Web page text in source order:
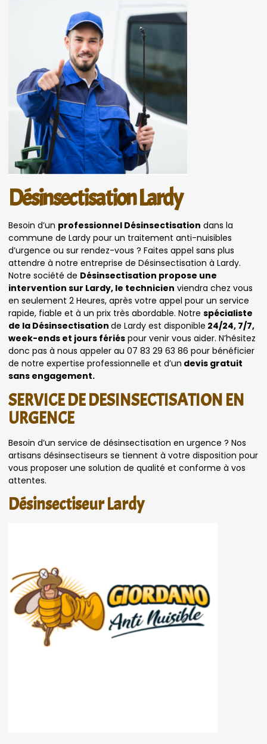
Désinsectisation Lardy
Besoin d’un professionnel Désinsectisation dans la
commune de Lardy pour un traitement anti-nuisibles
d’urgence ou sur rendez-vous ? Faites appel sans plus
attendre à notre entreprise de Désinsectisation à Lardy.
Notre société de Désinsectisation propose une
intervention sur Lardy, le technicien viendra chez vous
en seulement 2 Heures, après votre appel pour un service
rapide, fiable et à un prix très abordable. Notre spécialiste
de la Désinsectisation de Lardy est disponible 24/24, 7/7,
week-ends et jours fériés pour venir vous aider. N’hésitez
donc pas à nous appeler au 07 83 29 63 86 pour bénéficier
de notre expertise professionnelle et d’un devis gratuit
sans engagement.
SERVICE DE DESINSECTISATION EN
URGENCE
Besoin d’un service de désinsectisation en urgence ? Nos
artisans désinsectiseurs se tiennent à votre disposition pour
vous proposer une solution de qualité et conforme à vos
attentes.
Désinsectiseur Lardy